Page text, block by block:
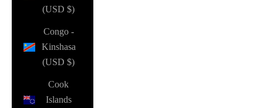
(USD $)
Congo -
Kinshasa
(USD $)
Cook
Islands